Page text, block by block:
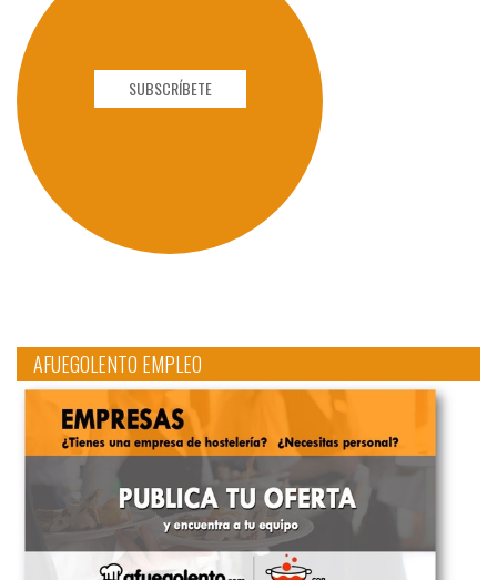
SUBSCRÍBETE
AFUEGOLENTO EMPLEO